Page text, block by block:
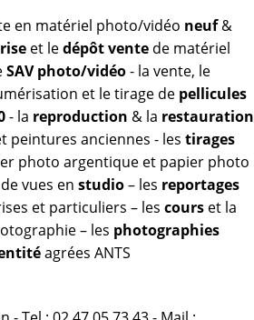
en matériel photo/vidéo neuf&
et ledépôt vente de matériel
SAV photo/vidéo- la vente, le
et le tirage de pellicules
- la reproduction & la restauration
peintures anciennes - les tirages
photo argentique et papier photo
vues en studio– les reportages
et particuliers – les cours et la
– les photographies
agrées ANTS